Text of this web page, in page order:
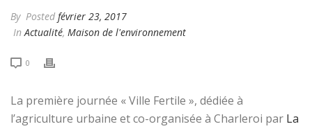
By Posted février 23, 2017
In Actualité, Maison de l'environnement
0
La première journée « Ville Fertile », dédiée à
l’agriculture urbaine et co-organisée à Charleroi par La